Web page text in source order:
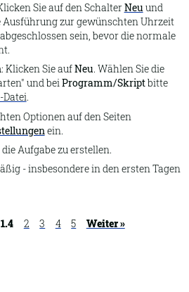
Sie auf den SchalterNeu und
Ausführung zur gewünschten Uhrzeit
sein, bevor die normale
: Klicken Sie aufNeu. Wählen Sie die
und beiProgramm/Skriptbitte
Datei.
Optionen auf den Seiten
ein.
Aufgabe zu erstellen.
- insbesondere in den ersten Tagen
1.4 2 3 4 5 Weiter »